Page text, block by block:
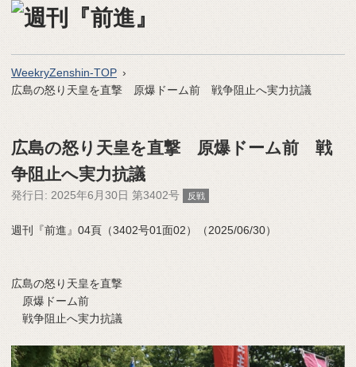
WeekryZenshin-TOP
広島の怒り天皇を直撃 原爆ドーム前 戦争阻止へ実力抗議
広島の怒り天皇を直撃 原爆ドーム前 戦
争阻止へ実力抗議
発行日: 2025年6月30日 第3402号 反戦
週刊『前進』04頁（3402号01面02）（2025/06/30）
広島の怒り天皇を直撃
原爆ドーム前
戦争阻止へ実力抗議